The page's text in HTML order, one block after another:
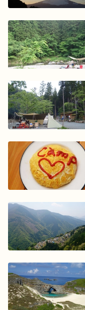
キャンプ用品
キャンプ場
料理
how to
初めての方